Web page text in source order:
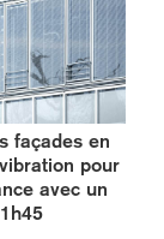
façades en
pour
avec un